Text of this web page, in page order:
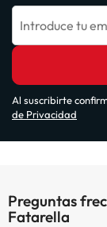
Introduce tu
Al suscribirte
de Privacidad
Preguntas
Fatarella